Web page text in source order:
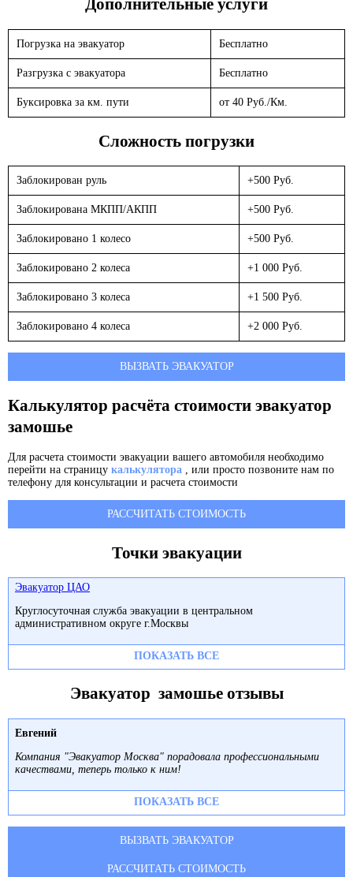
Дополнительные услуги
Погрузка на эвакуатор Бесплатно
Разгрузка с эвакуатора Бесплатно
Буксировка за км. пути от 40 Руб./Км.
Сложность погрузки
Заблокирован руль +500 Руб.
Заблокирована МКПП/АКПП +500 Руб.
Заблокировано 1 колесо +500 Руб.
Заблокировано 2 колеса +1 000 Руб.
Заблокировано 3 колеса +1 500 Руб.
Заблокировано 4 колеса +2 000 Руб.
ВЫЗВАТЬ ЭВАКУАТОР
Калькулятор расчёта стоимости эвакуатор
замошье
Для расчета стоимости эвакуации вашего автомобиля необходимо
перейти на страницу калькулятора , или просто позвоните нам по
телефону для консультации и расчета стоимости
РАССЧИТАТЬ СТОИМОСТЬ
Точки эвакуации
Эвакуатор ЦАО
Круглосуточная служба эвакуации в центральном
административном округе г.Москвы
ПОКАЗАТЬ ВСЕ
Эвакуатор замошье отзывы
Евгений
Компания "Эвакуатор Москва" порадовала профессиональными
качествами, теперь только к ним!
ПОКАЗАТЬ ВСЕ
ВЫЗВАТЬ ЭВАКУАТОР
РАССЧИТАТЬ СТОИМОСТЬ